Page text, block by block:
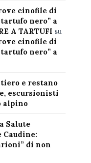
cinofile di
nero” a
A TARTUFI su
cinofile di
nero” a
e restano
escursionisti
alpino
Salute
di non